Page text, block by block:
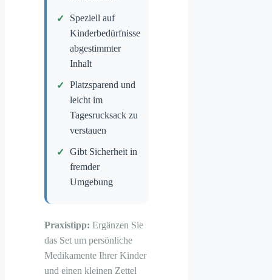
Speziell auf
Kinderbedürfnisse
abgestimmter
Inhalt
Platzsparend und
leicht im
Tagesrucksack zu
verstauen
Gibt Sicherheit in
fremder
Umgebung
Praxistipp: Ergänzen Sie
das Set um persönliche
Medikamente Ihrer Kinder
und einen kleinen Zettel